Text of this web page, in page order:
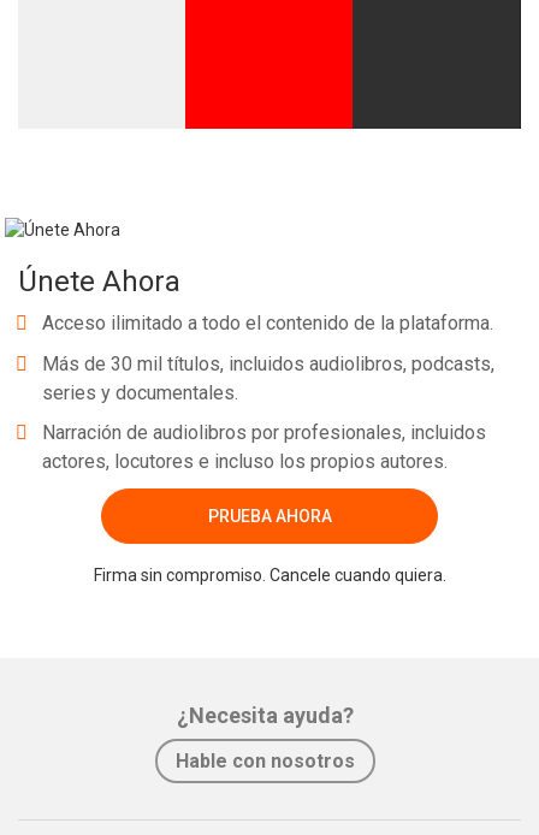
Únete Ahora
Acceso ilimitado a todo el contenido de la plataforma.
Más de 30 mil títulos, incluidos audiolibros, podcasts,
series y documentales.
Narración de audiolibros por profesionales, incluidos
actores, locutores e incluso los propios autores.
PRUEBA AHORA
Firma sin compromiso. Cancele cuando quiera.
¿Necesita ayuda?
Hable con nosotros